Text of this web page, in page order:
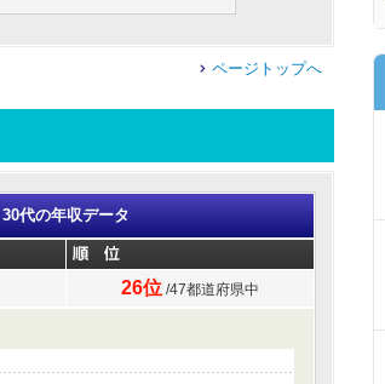
ページトップへ
30代の年収データ
26位 /47都道府県中